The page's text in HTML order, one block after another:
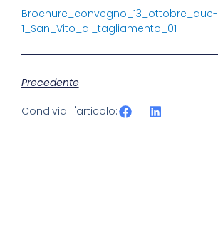
Brochure_convegno_13_ottobre_due-
1_San_Vito_al_tagliamento_01
Precedente
Condividi l'articolo: